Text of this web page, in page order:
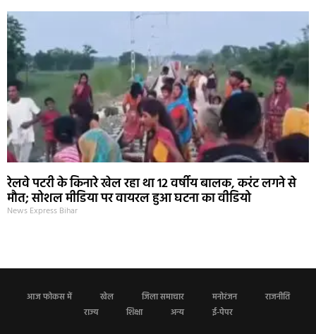
रेलवे पटरी के किनारे खेल रहा था 12 वर्षीय बालक, करंट लगने से
मौत; सोशल मीडिया पर वायरल हुआ घटना का वीडियो
News Express Bihar
आज फोकस में खेल जिला समाचार मनोरंजन
राजनीति
राज्य
शिक्षा अन्य ई-पेपर